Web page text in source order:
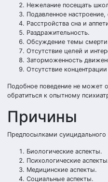
Нежелание посещать
Подавленное настроение,
Расстройства сна и
Раздражительность.
Обсуждение темы смерти
Отсутствие целей и
Заторможенность
Отсутствие
Подобное поведение не может
обратиться к опытному
Причины
Предпосылками суицидального
Биологические аспекты.
Психологические
Медицинские аспекты.
Социальные аспекты.